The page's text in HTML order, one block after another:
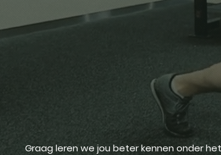
Graag leren we jou beter kennen onder